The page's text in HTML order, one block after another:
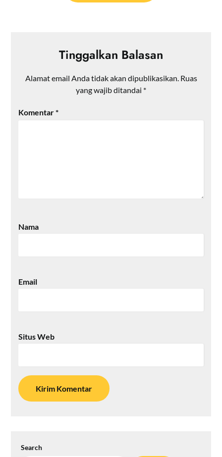
Tinggalkan Balasan
Alamat email Anda tidak akan dipublikasikan. Ruas
yang wajib ditandai *
Komentar*
Nama
Email
Situs Web
Search